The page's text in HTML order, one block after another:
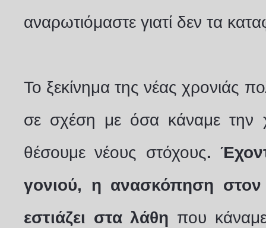
αναρωτιόμαστε γιατί δεν τα
Το ξεκίνημα της νέας χρονιάς
σε σχέση με όσα κάναμε την
θέσουμε νέους στόχους.
γονιού, η ανασκόπηση
εστιάζει στα λάθη που